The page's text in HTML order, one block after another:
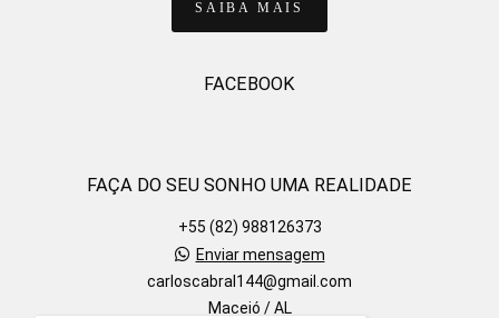
SAIBA MAIS
FACEBOOK
FAÇA DO SEU SONHO UMA REALIDADE
+55 (82) 988126373
Enviar mensagem
carloscabral144@gmail.com
Maceió / AL